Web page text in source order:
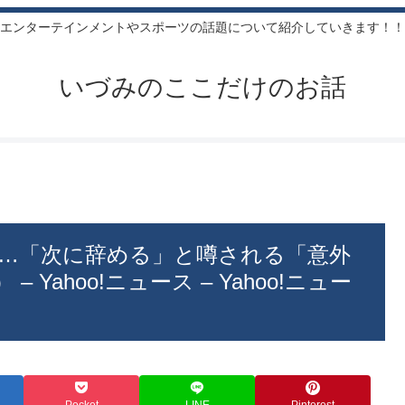
エンターテインメントやスポーツの話題について紹介していきます！！
いづみのここだけのお話
次に辞める」と噂される「意外
– Yahoo!ニュース – Yahoo!ニュー